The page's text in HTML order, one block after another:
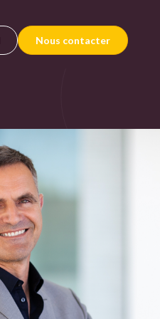
Nous contacter